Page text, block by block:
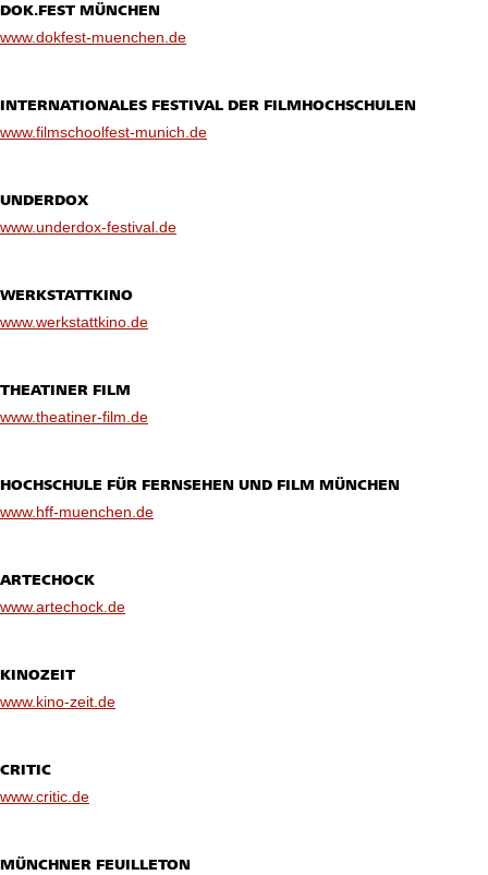
DOK.FEST MÜNCHEN
www.dokfest-muenchen.de
INTERNATIONALES FESTIVAL DER FILMHOCHSCHULEN
www.filmschoolfest-munich.de
UNDERDOX
www.underdox-festival.de
WERKSTATTKINO
www.werkstattkino.de
THEATINER FILM
www.theatiner-film.de
HOCHSCHULE FÜR FERNSEHEN UND FILM MÜNCHEN
www.hff-muenchen.de
ARTECHOCK
www.artechock.de
KINOZEIT
www.kino-zeit.de
CRITIC
www.critic.de
MÜNCHNER FEUILLETON